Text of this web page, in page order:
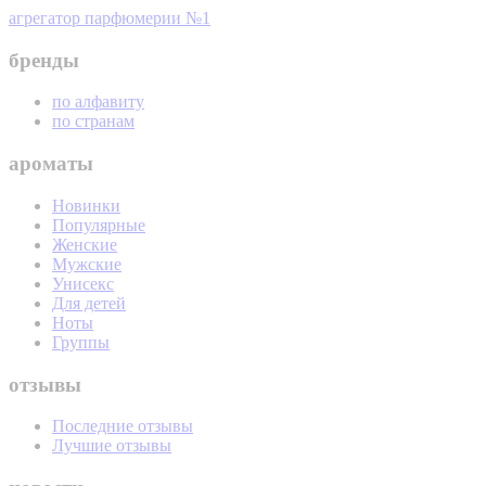
агрегатор парфюмерии №1
бренды
по алфавиту
по странам
ароматы
Новинки
Популярные
Женские
Мужские
Унисекс
Для детей
Ноты
Группы
отзывы
Последние отзывы
Лучшие отзывы